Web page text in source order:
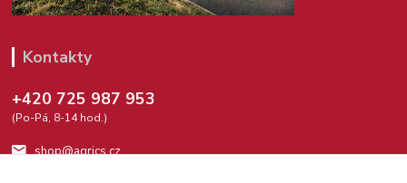
Kontakty
+420 725 987 953
(Po-Pá, 8-14 hod.)
shop@agrics.cz